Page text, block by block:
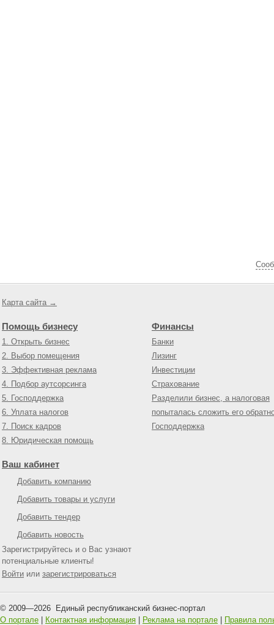
Карта сайта →
Помощь бизнесу
1. Открыть бизнес
2. Выбор помещения
3. Эффективная реклама
4. Подбор аутсорсинга
5. Господдержка
6. Уплата налогов
7. Поиск кадров
8. Юридическая помощь
Финансы
Банки
Лизинг
Инвестиции
Страхование
Разделили бизнес, а налоговая
попыталась сложить его
Господдержка
Ваш кабинет
Добавить компанию
Добавить товары и услуги
Добавить тендер
Добавить новость
Зарегистрируйтесь и о Вас узнают
потенциальные клиенты!
Войти или зарегистрироваться
© 2009—2026 Единый республиканский бизнес-портал
О портале
Контактная информация Реклама на портале Правила